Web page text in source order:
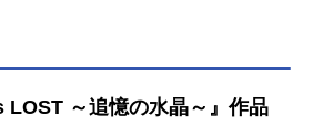
LOST ～追憶の水晶～』作品